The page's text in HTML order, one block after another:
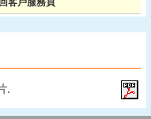
回客戶服務頁
.